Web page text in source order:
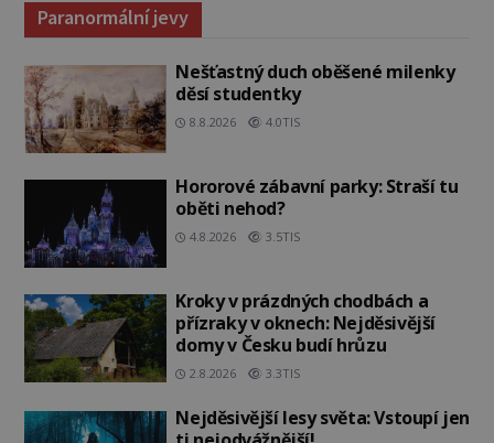
Paranormální jevy
Nešťastný duch oběšené milenky
děsí studentky
8.8.2026 4.0TIS
Hororové zábavní parky: Straší tu
oběti nehod?
4.8.2026 3.5TIS
Kroky v prázdných chodbách a
přízraky v oknech: Nejděsivější
domy v Česku budí hrůzu
2.8.2026 3.3TIS
Nejděsivější lesy světa: Vstoupí jen